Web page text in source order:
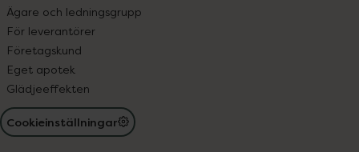
Ägare och ledningsgrupp
För leverantörer
Företagskund
Eget apotek
Glädjeeffekten
Cookieinställningar